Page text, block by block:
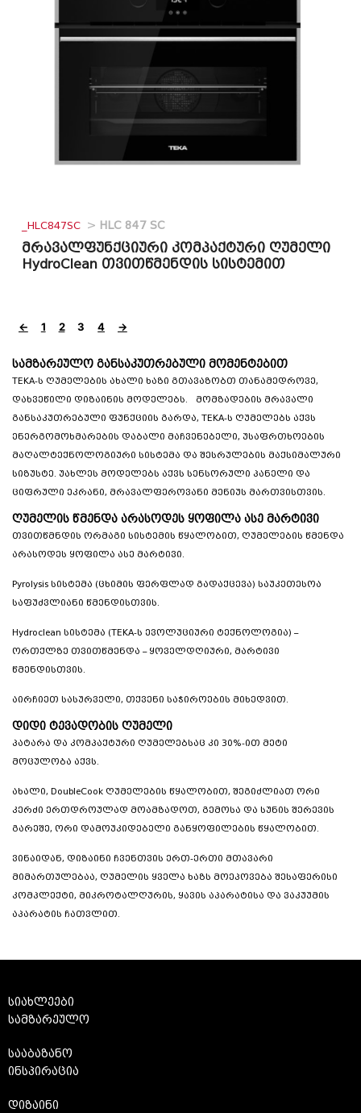
_HLC847SC > HLC 847 SC
მრავალფუნქციური კომპაქტური ღუმელი
HydroClean თვითწმენდის სისტემით
← 1 2 3 4 →
სამზარეულო განსაკუთრებული მომენტებით
TEKA-ს ღუმელების ახალი ხაზი გთავაზობთ თანამედროვე,
დახვეწილი დიზაინის მოდელებს. მომზადების მრავალი
განსაკუთრებული ფუნქციის გარდა, TEKA-ს ღუმელებს აქვს
ენერგომოხმარების დაბალი მაჩვენებელი, უსაფრთხოების
მაღალტექნოლოგიური სისტემა და შესრულების მაქსიმალური
სიზუსტე. უახლეს მოდელებს აქვს სენსორული პანელი და
ციფრული ეკრანი, მრავალფეროვანი მენიუს მართვისთვის.
ღუმელის წმენდა არასოდეს ყოფილა ასე მარტივი
თვითწმნდის ორმაგი სისტემის წყალობით, ღუმელების წმენდა
არასოდეს ყოფილა ასე მარტივი.
Pyrolysis სისტემა (ცხიმის ფერფლად გადაქცევა) საუკეთესოა
საფუძვლიანი წმენდისთვის.
Hydroclean სისტემა (TEKA-ს ევოლუციური ტექნოლოგია) –
ორთქლზე თვითწმენდა – ყოველდღიური, მარტივი
წმენდისთვის.
აირჩიეთ სასურველი, თქვენი საჭიროების მიხედვით.
დიდი ტევადობის ღუმელი
პატარა და კომპაქტური ღუმელებსაც კი 30%-ით მეტი
მოცულობა აქვს.
ახალი, DoubleCook ღუმელების წყალობით, შეგიძლიათ ორი
კერძი ერთდროულად მოამზადოთ, გემოსა და სუნის შერევის
გარეშე, ორი დამოუკიდებელი განყოფილების წყალობით.
ვინაიდან, დიზაინი ჩვენთვის ერთ-ერთი მთავარი
მიმართულებაა, ღუმელის ყველა ხაზს მოეპოვება შესაფერისი
კომპლექტი, მიკროტალღურის, ყავის აპარატისა და ვაკუუმის
აპარატის ჩათვლით.
სიახლეები
სამზარეულო
სააბაზანო
ინსპირაცია
დიზაინი